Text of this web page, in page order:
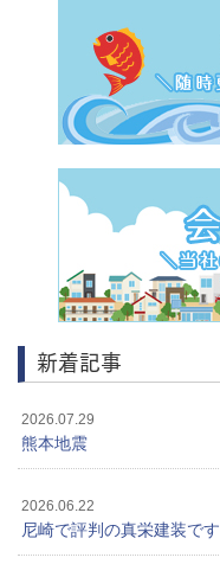
新着記事
2026.07.29
熊本地震
2026.06.22
尼崎で評判の真栄建装です